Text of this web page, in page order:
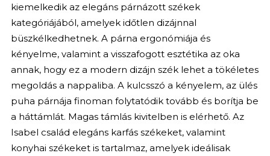
kiemelkedik az elegáns párnázott székek
kategóriájából, amelyek időtlen dizájnnal
büszkélkedhetnek. A párna ergonómiája és
kényelme, valamint a visszafogott esztétika az oka
annak, hogy ez a modern dizájn szék lehet a tökéletes
megoldás a nappaliba. A kulcsszó a kényelem, az ülés
puha párnája finoman folytatódik tovább és borítja be
a háttámlát. Magas támlás kivitelben is elérhető. Az
Isabel család elegáns karfás székeket, valamint
konyhai székeket is tartalmaz, amelyek ideálisak